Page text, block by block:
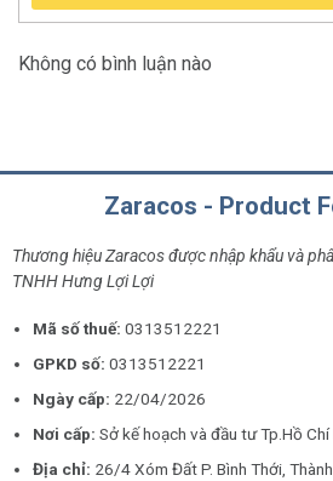
Không có bình luận nào
Zaracos - Product
Thương hiệu Zaracos được nhập khẩu và
TNHH Hưng Lợi Lợi
Mã số thuế: 0313512221
GPKD số:0313512221
Ngày cấp: 22/04/2026
Nơi cấp:Sở kế hoạch và đầu tư Tp.Hồ Chí
Địa chỉ: 26/4 Xóm Đất P. Bình Thới,